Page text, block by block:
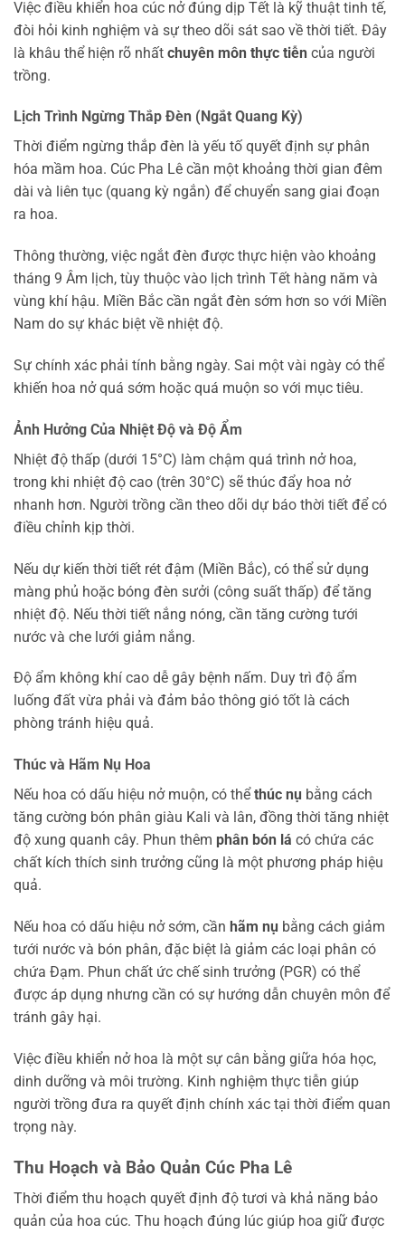
Việc điều khiển hoa cúc nở đúng dịp Tết là kỹ thuật tinh tế,
đòi hỏi kinh nghiệm và sự theo dõi sát sao về thời tiết. Đây
là khâu thể hiện rõ nhất chuyên môn thực tiễn của người
trồng.
Lịch Trình Ngừng Thắp Đèn (Ngắt Quang Kỳ)
Thời điểm ngừng thắp đèn là yếu tố quyết định sự phân
hóa mầm hoa. Cúc Pha Lê cần một khoảng thời gian đêm
dài và liên tục (quang kỳ ngắn) để chuyển sang giai đoạn
ra hoa.
Thông thường, việc ngắt đèn được thực hiện vào khoảng
tháng 9 Âm lịch, tùy thuộc vào lịch trình Tết hàng năm và
vùng khí hậu. Miền Bắc cần ngắt đèn sớm hơn so với Miền
Nam do sự khác biệt về nhiệt độ.
Sự chính xác phải tính bằng ngày. Sai một vài ngày có thể
khiến hoa nở quá sớm hoặc quá muộn so với mục tiêu.
Ảnh Hưởng Của Nhiệt Độ và Độ Ẩm
Nhiệt độ thấp (dưới 15°C) làm chậm quá trình nở hoa,
trong khi nhiệt độ cao (trên 30°C) sẽ thúc đẩy hoa nở
nhanh hơn. Người trồng cần theo dõi dự báo thời tiết để có
điều chỉnh kịp thời.
Nếu dự kiến thời tiết rét đậm (Miền Bắc), có thể sử dụng
màng phủ hoặc bóng đèn sưởi (công suất thấp) để tăng
nhiệt độ. Nếu thời tiết nắng nóng, cần tăng cường tưới
nước và che lưới giảm nắng.
Độ ẩm không khí cao dễ gây bệnh nấm. Duy trì độ ẩm
luống đất vừa phải và đảm bảo thông gió tốt là cách
phòng tránh hiệu quả.
Thúc và Hãm Nụ Hoa
Nếu hoa có dấu hiệu nở muộn, có thể thúc nụ bằng cách
tăng cường bón phân giàu Kali và lân, đồng thời tăng nhiệt
độ xung quanh cây. Phun thêm phân bón lá có chứa các
chất kích thích sinh trưởng cũng là một phương pháp hiệu
quả.
Nếu hoa có dấu hiệu nở sớm, cần hãm nụ bằng cách giảm
tưới nước và bón phân, đặc biệt là giảm các loại phân có
chứa Đạm. Phun chất ức chế sinh trưởng (PGR) có thể
được áp dụng nhưng cần có sự hướng dẫn chuyên môn để
tránh gây hại.
Việc điều khiển nở hoa là một sự cân bằng giữa hóa học,
dinh dưỡng và môi trường. Kinh nghiệm thực tiễn giúp
người trồng đưa ra quyết định chính xác tại thời điểm quan
trọng này.
Thu Hoạch và Bảo Quản Cúc Pha Lê
Thời điểm thu hoạch quyết định độ tươi và khả năng bảo
quản của hoa cúc. Thu hoạch đúng lúc giúp hoa giữ được